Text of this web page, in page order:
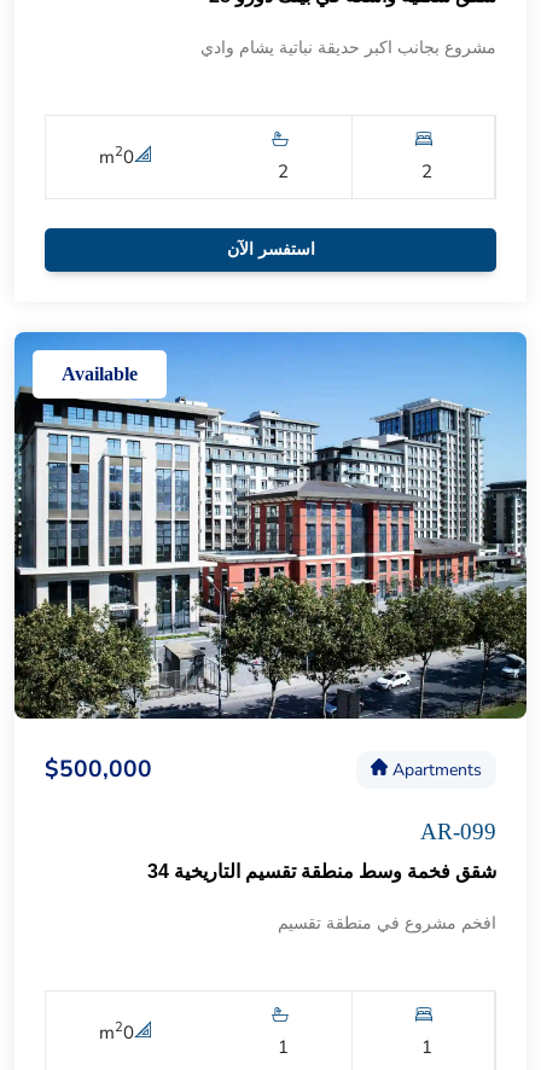
مشروع بجانب اكبر حديقة نباتية يشام وادي
2
2
0
m2
استفسر الآن
Available
Apartments
$500,000
AR-099
شقق فخمة وسط منطقة تقسيم التاريخية 34
افخم مشروع في منطقة تقسيم
1
1
0
m2